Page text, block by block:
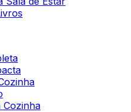
Cozinha